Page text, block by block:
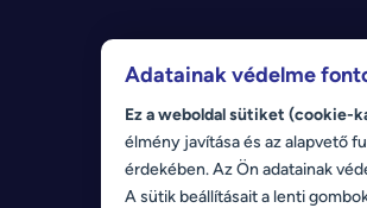
Adatainak védelme
Ez a weboldal sütiket (cookie-
élmény javítása és az alapvető
érdekében. Az Ön adatainak
A sütik beállításait a lenti